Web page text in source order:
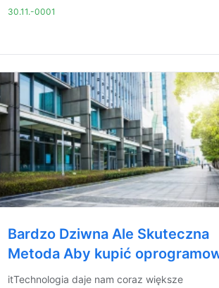
30.11.-0001
Bardzo Dziwna Ale Skuteczna
Metoda Aby kupić
itTechnologia daje nam coraz większe